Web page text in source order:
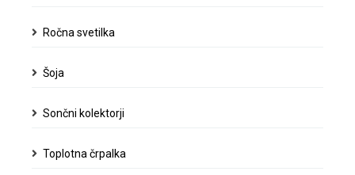
Ročna svetilka
Šoja
Sončni kolektorji
Toplotna črpalka